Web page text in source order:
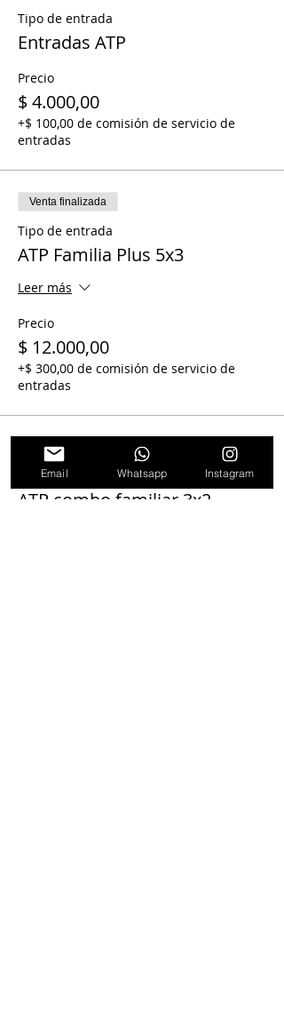
Tipo de entrada
Entradas ATP
Precio
$ 4.000,00
+$ 100,00 de comisión de servicio de
entradas
Venta finalizada
Tipo de entrada
ATP Familia Plus 5x3
Leer más
Precio
$ 12.000,00
+$ 300,00 de comisión de servicio de
entradas
Venta finalizada
Tipo de entrada
ATP combo familiar 3x2
Email Whatsapp Instagram